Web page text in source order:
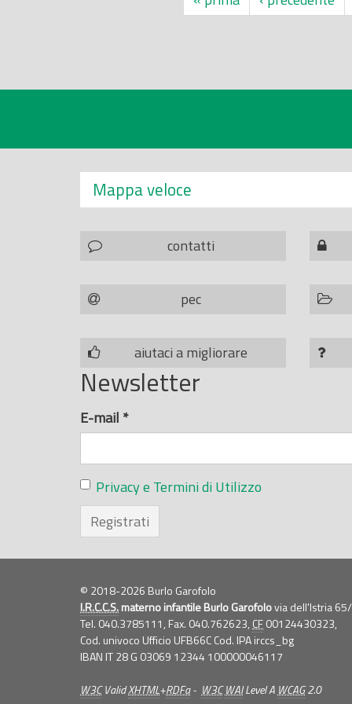
Mappa veloce
contatti
pec
aiutaci a migliorare
Newsletter
E-mail *
Privacy e Termini di Utilizzo
Registrati
© 2018-2026 Burlo Garofolo
I.R.C.C.S.materno infantile Burlo Garofolovia dell'Istria
Tel. 040.3785111, Fax. 040.762623, CF00124430323,
Cod. univoco Ufficio UFB66C Cod. IPA irccs_bg
IBAN IT 28 G 03069 12344 100000046117
W3CValidXHTML+RDFa- W3C WAILevel A WCAG2.0